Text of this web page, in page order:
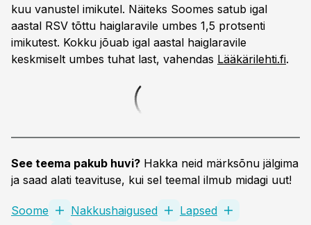
kuu vanustel imikutel. Näiteks Soomes satub igal
aastal RSV tõttu haiglaravile umbes 1,5 protsenti
imikutest. Kokku jõuab igal aastal haiglaravile
keskmiselt umbes tuhat last, vahendas Lääkärilehti.fi.
See teema pakub huvi? Hakka neid märksõnu jälgima
ja saad alati teavituse, kui sel teemal ilmub midagi uut!
Soome Nakkushaigused
Lapsed